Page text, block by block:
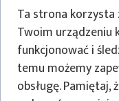
Oława
Wyślij prośbę
Ta strona korzysta
Twoim urządzeniu
funkcjonować i
temu możemy
obsługę.